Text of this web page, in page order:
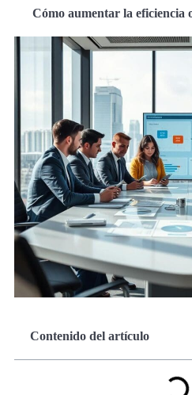
Cómo aumentar la eficiencia
Contenido del artículo